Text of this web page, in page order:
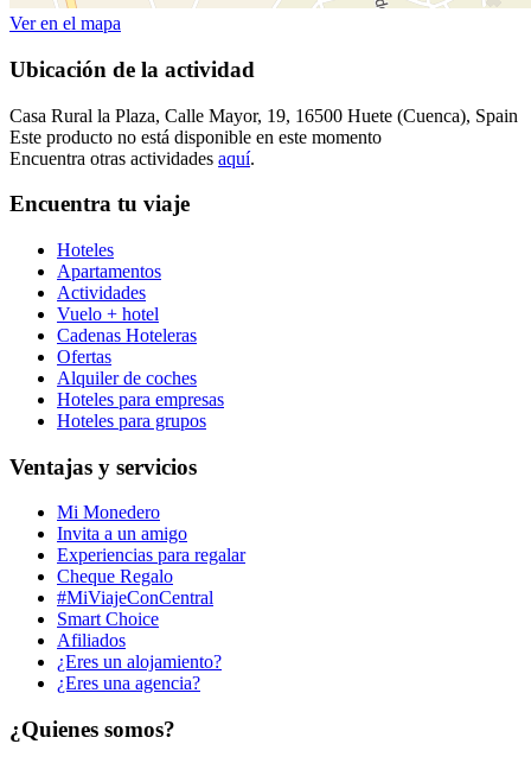
Ver en el mapa
Ubicación de la actividad
Casa Rural la Plaza, Calle Mayor, 19, 16500 Huete (Cuenca), Spain
Este producto no está disponible en este momento
Encuentra otras actividades aquí.
Encuentra tu viaje
Hoteles
Apartamentos
Actividades
Vuelo + hotel
Cadenas Hoteleras
Ofertas
Alquiler de coches
Hoteles para empresas
Hoteles para grupos
Ventajas y servicios
Mi Monedero
Invita a un amigo
Experiencias para regalar
Cheque Regalo
#MiViajeConCentral
Smart Choice
Afiliados
¿Eres un alojamiento?
¿Eres una agencia?
¿Quienes somos?